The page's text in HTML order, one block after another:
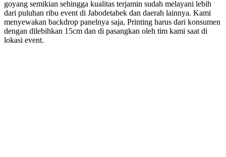
goyang semikian sehingga kualitas terjamin sudah melayani lebih
dari puluhan ribu event di Jabodetabek dan daerah lainnya. Kami
menyewakan backdrop panelnya saja, Printing harus dari konsumen
dengan dilebihkan 15cm dan di pasangkan oleh tim kami saat di
lokasi event.